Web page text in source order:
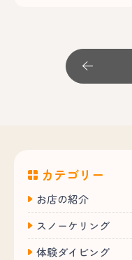
カテゴリー
お店の紹介
スノーケリング
体験ダイビング